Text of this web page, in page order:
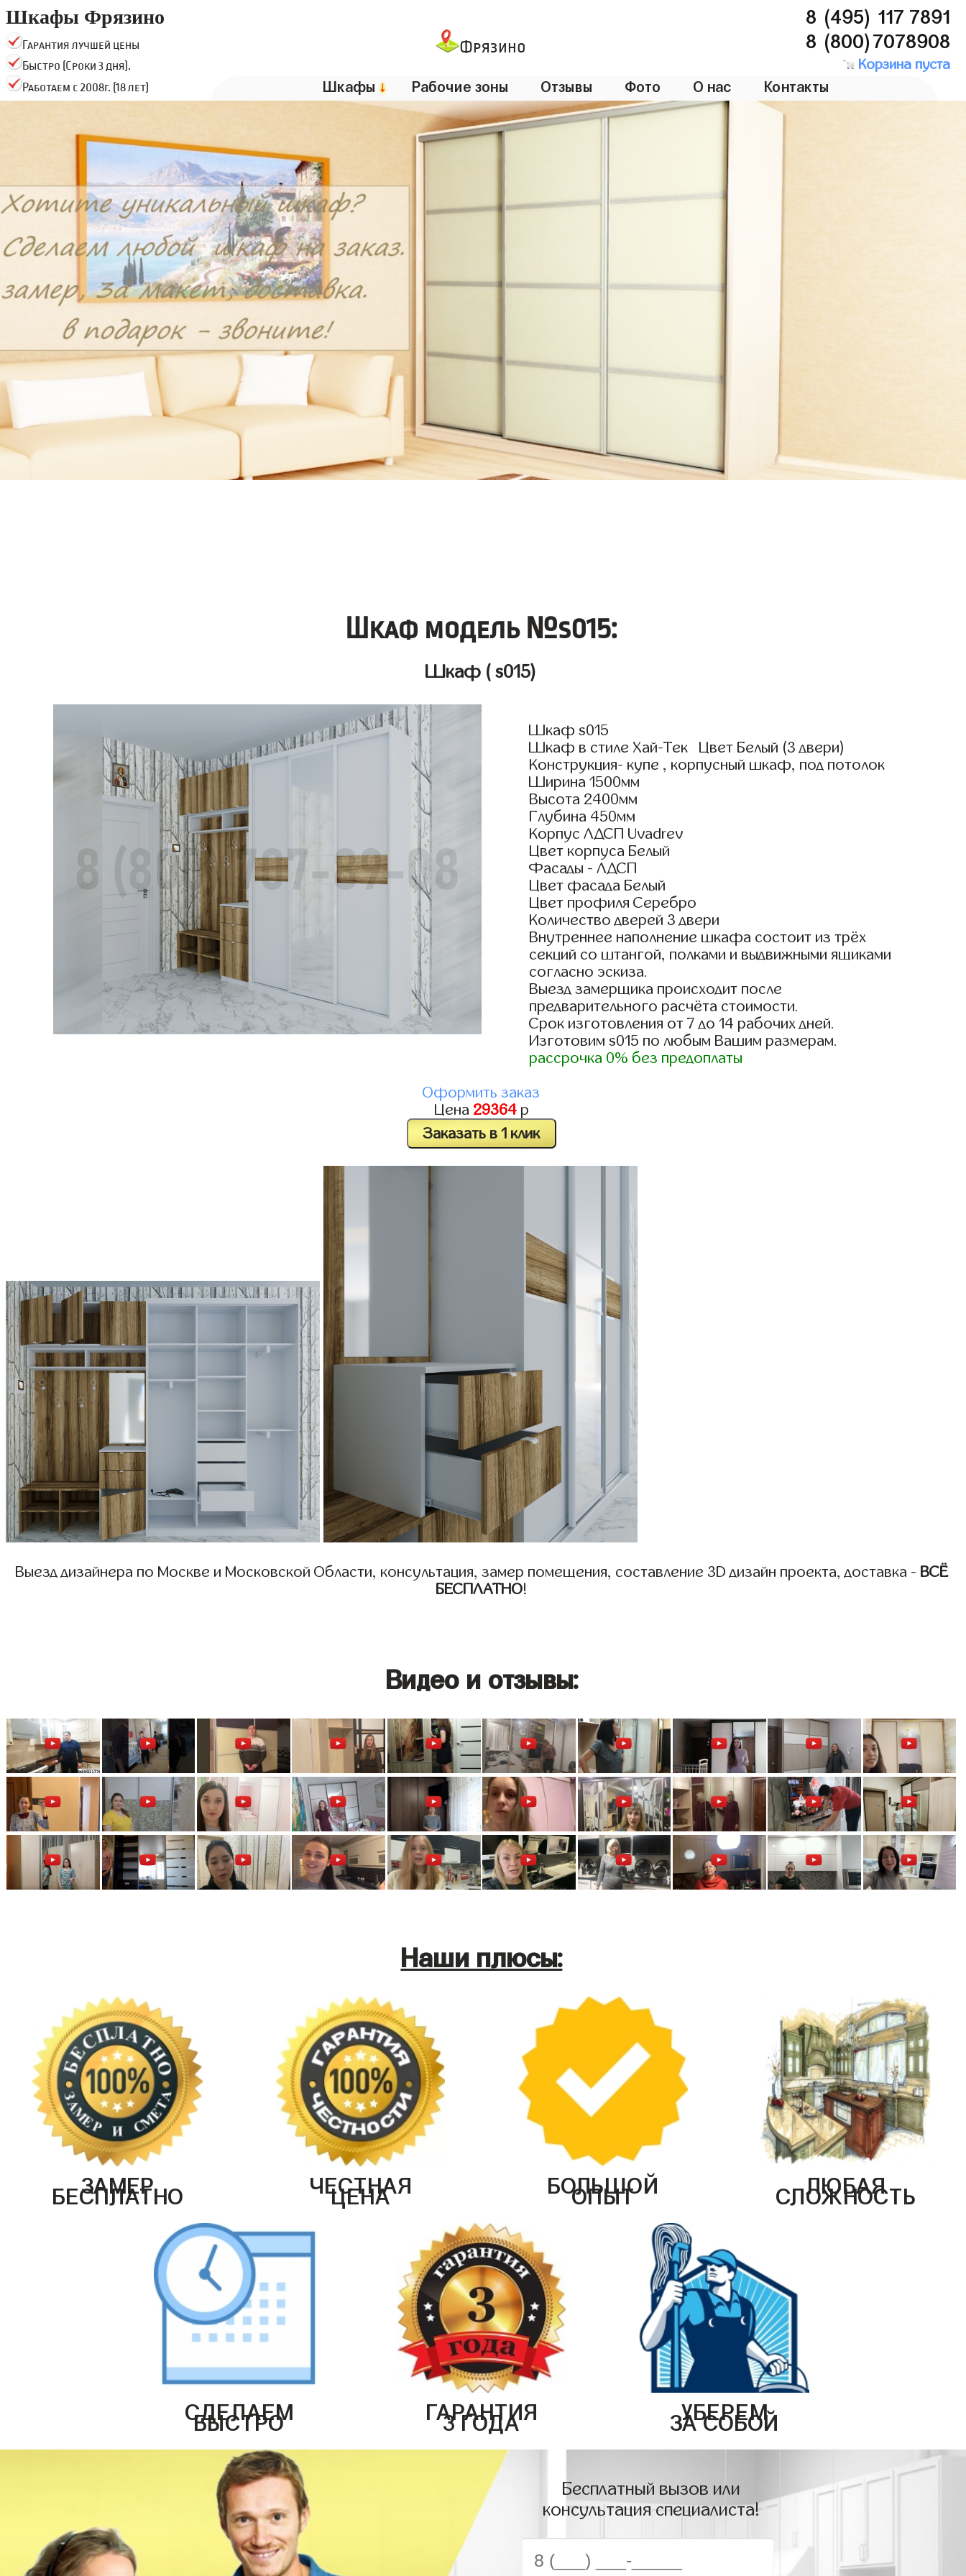
Шкафы Фрязино
Гарантия лучшей цены
Быстро (Сроки 3 дня).
Работаем с 2008г. (18 лет)
Фрязино
8 (495) 117 7891
8 (800)7078908
Корзина пуста
Шкафы ↓ Рабочие зоны Отзывы Фото О нас Контакты
Шкаф модель №s015:
Шкаф ( s015)
Шкаф s015
Шкаф в стиле Хай-Тек Цвет Белый (3 двери)
Конструкция- купе , корпусный шкаф, под потолок
Ширина 1500мм
Высота 2400мм
Глубина 450мм
Корпус ЛДСП Uvadrev
Цвет корпуса Белый
Фасады - ЛДСП
Цвет фасада Белый
Цвет профиля Серебро
Количество дверей 3 двери
Внутреннее наполнение шкафа состоит из трёх
секций со штангой, полками и выдвижными ящиками
согласно эскиза.
Выезд замерщика происходит после
предварительного расчёта стоимости.
Срок изготовления от 7 до 14 рабочих дней.
Изготовим s015 по любым Вашим размерам.
рассрочка 0% без предоплаты
Оформить заказ
Цена 29364р
Заказать в 1 клик
Выезд дизайнера по Москве и Московской Области, консультация, замер помещения, составление 3D дизайн проекта, доставка - ВСЁ
БЕСПЛАТНО!
Видео и отзывы:
Наши плюсы:
ЗАМЕР
БЕСПЛАТНО ЧЕСТНАЯ
ЦЕНА БОЛЬШОЙ
ОПЫТ ЛЮБАЯ
СЛОЖНОСТЬ
СДЕЛАЕМ
БЫСТРО ГАРАНТИЯ
3 ГОДА УБЕРЕМ
ЗА СОБОЙ
Бесплатный вызов или
консультация специалиста!